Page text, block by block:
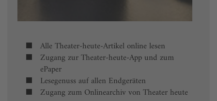
Alle Theater-heute-Artikel online lesen
Zugang zur Theater-heute-App und zum
ePaper
Lesegenuss auf allen Endgeräten
Zugang zum Onlinearchiv von Theater heute